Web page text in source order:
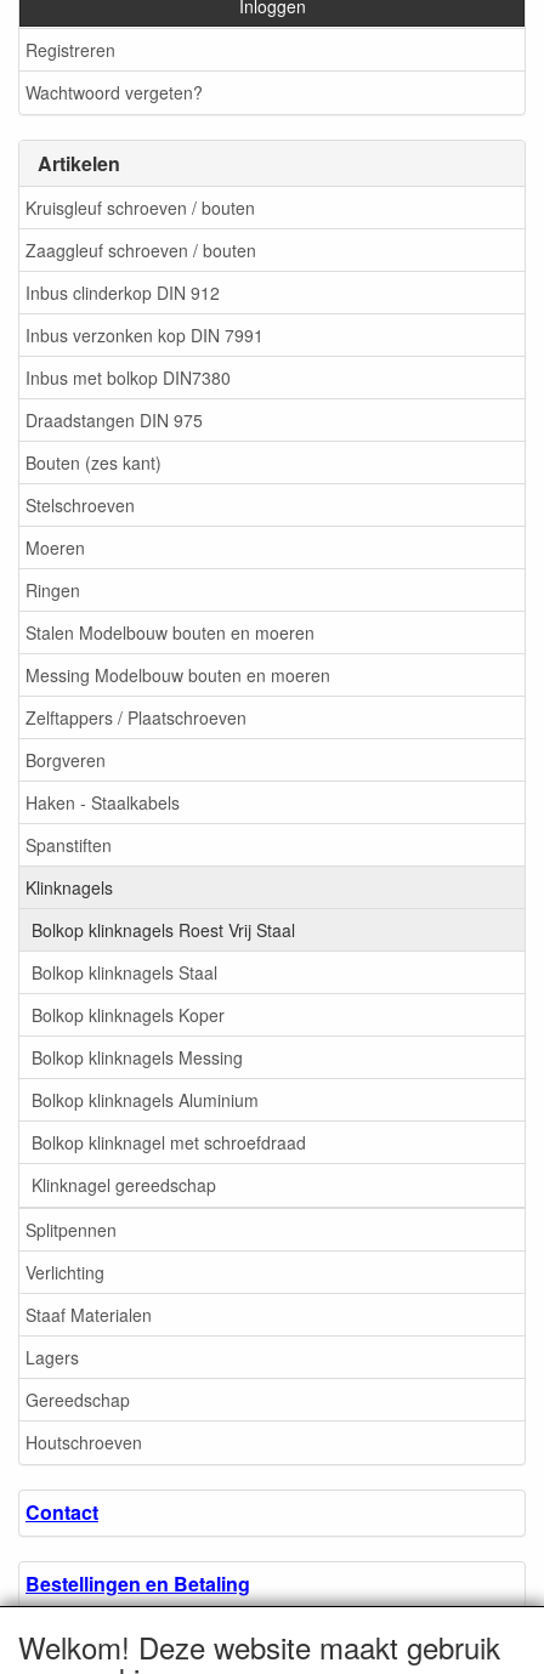
Inloggen
Registreren
Wachtwoord vergeten?
Artikelen
Kruisgleuf schroeven / bouten
Zaaggleuf schroeven / bouten
Inbus clinderkop DIN 912
Inbus verzonken kop DIN 7991
Inbus met bolkop DIN7380
Draadstangen DIN 975
Bouten (zes kant)
Stelschroeven
Moeren
Ringen
Stalen Modelbouw bouten en moeren
Messing Modelbouw bouten en moeren
Zelftappers / Plaatschroeven
Borgveren
Haken - Staalkabels
Spanstiften
Klinknagels
Bolkop klinknagels Roest Vrij Staal
Bolkop klinknagels Staal
Bolkop klinknagels Koper
Bolkop klinknagels Messing
Bolkop klinknagels Aluminium
Bolkop klinknagel met schroefdraad
Klinknagel gereedschap
Splitpennen
Verlichting
Staaf Materialen
Lagers
Gereedschap
Houtschroeven
Contact
Bestellingen en Betaling
Algemene voorwaarden
Welkom! Deze website maakt gebruik